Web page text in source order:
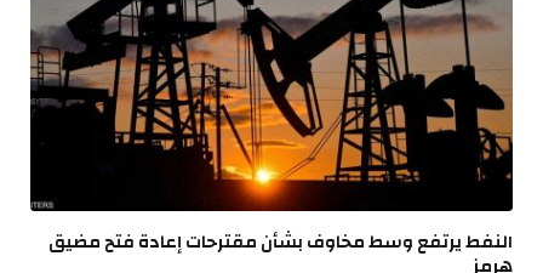
النفط يرتفع وسط مخاوف بشأن مقترحات إعادة فتح مضيق
هرمز